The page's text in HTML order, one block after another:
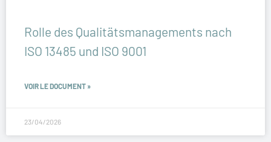
Rolle des Qualitätsmanagements nach
ISO 13485 und ISO 9001
VOIR LE DOCUMENT »
23/04/2026